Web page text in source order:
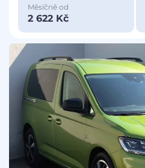
Měsíčně od
2 622 Kč